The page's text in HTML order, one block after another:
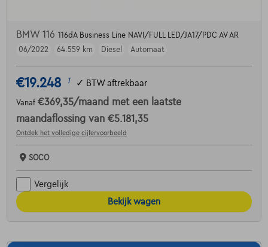
BMW 116 116dA Business Line NAVI/FULL LED/JA17/PDC AV AR
06/2022
64.559 km Diesel Automaat
€19.248 1 ✓ BTW aftrekbaar
Vanaf €369,35/maand met een laatste
maandaflossing van €5.181,35
Ontdek het volledige cijfervoorbeeld
SOCO
Vergelijk
Bekijk wagen